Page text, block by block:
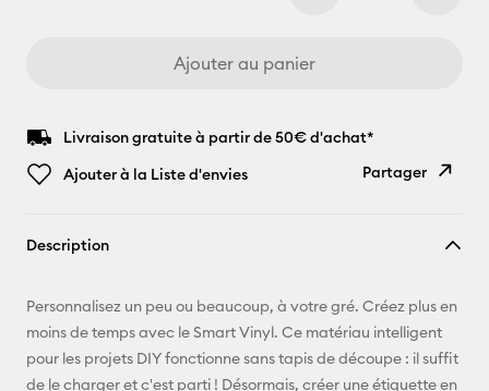
Ajouter au panier
Livraison gratuite à partir de 50€ d'achat*
Ajouter à la Liste d'envies
Partager
E-mail
Pinterest
Description
Personnalisez un peu ou beaucoup, à votre gré. Créez plus en
moins de temps avec le Smart Vinyl. Ce matériau intelligent
pour les projets DIY fonctionne sans tapis de découpe : il suffit
de le charger et c'est parti ! Désormais, créer une étiquette en